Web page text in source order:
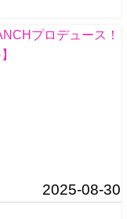
プロデュース！
2025-08-30